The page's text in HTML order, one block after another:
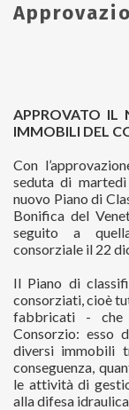
APPROVATO IL
IMMOBILI DEL
Con
seduta di
nuovo Piano di
Bonifica del
seguito a quella
consorziale il 22
Il Piano di
consorziati, cioè
fabbricati - che
Consorzio: esso
diversi immobili
conseguenza,
le attività di
alla difesa